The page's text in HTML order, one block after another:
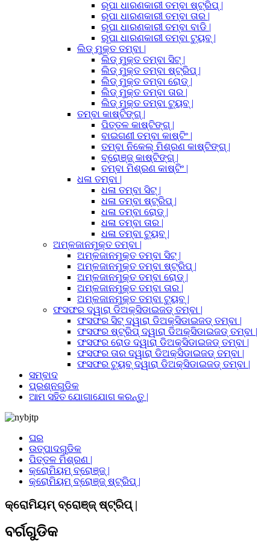
ରୂପା ଧାରଣକାରୀ ତମ୍ବା ଷ୍ଟ୍ରିପ୍ |
ରୂପା ଧାରଣକାରୀ ତମ୍ବା ତାର |
ରୂପା ଧାରଣକାରୀ ତମ୍ବା ବାଡି |
ରୂପା ଧାରଣକାରୀ ତମ୍ବା ଟ୍ୟୁବ୍ |
ଲିଡ୍ ମୁକ୍ତ ତମ୍ବା |
ଲିଡ୍ ମୁକ୍ତ ତମ୍ବା ସିଟ୍ |
ଲିଡ୍ ମୁକ୍ତ ତମ୍ବା ଷ୍ଟ୍ରିପ୍ |
ଲିଡ୍ ମୁକ୍ତ ତମ୍ବା ରୋଡ୍ |
ଲିଡ୍ ମୁକ୍ତ ତମ୍ବା ତାର |
ଲିଡ୍ ମୁକ୍ତ ତମ୍ବା ଟ୍ୟୁବ୍ |
ତମ୍ବା କାଷ୍ଟିଙ୍ଗ୍ |
ପିତ୍ତଳ କାଷ୍ଟିଙ୍ଗ୍ |
ବାଇଗଣୀ ତମ୍ବା କାଷ୍ଟିଂ |
ତମ୍ବା ନିକେଲ୍ ମିଶ୍ରଣ କାଷ୍ଟିଙ୍ଗ୍ |
ବ୍ରୋଞ୍ଜ୍ କାଷ୍ଟିଙ୍ଗ୍ |
ତମ୍ବା ମିଶ୍ରଣ କାଷ୍ଟିଂ |
ଧଳା ତମ୍ବା |
ଧଳା ତମ୍ବା ସିଟ୍ |
ଧଳା ତମ୍ବା ଷ୍ଟ୍ରିପ୍ |
ଧଳା ତମ୍ବା ରୋଡ୍ |
ଧଳା ତମ୍ବା ତାର |
ଧଳା ତମ୍ବା ଟ୍ୟୁବ୍ |
ଅମ୍ଳଜାନମୁକ୍ତ ତମ୍ବା |
ଅମ୍ଳଜାନମୁକ୍ତ ତମ୍ବା ସିଟ୍ |
ଅମ୍ଳଜାନମୁକ୍ତ ତମ୍ବା ଷ୍ଟ୍ରିପ୍ |
ଅମ୍ଳଜାନମୁକ୍ତ ତମ୍ବା ରୋଡ୍ |
ଅମ୍ଳଜାନମୁକ୍ତ ତମ୍ବା ତାର |
ଅମ୍ଳଜାନମୁକ୍ତ ତମ୍ବା ଟ୍ୟୁବ୍ |
ଫସଫର ଦ୍ୱାରା ଡିଅକ୍ସିଡାଇଜଡ୍ ତମ୍ବା |
ଫସଫର ସିଟ୍ ଦ୍ୱାରା ଡିଅକ୍ସିଡାଇଜଡ୍ ତମ୍ବା |
ଫସଫର ଷ୍ଟ୍ରିପ୍ ଦ୍ୱାରା ଡିଅକ୍ସିଡାଇଜଡ୍ ତମ୍ବା |
ଫସଫର ରୋଡ ଦ୍ୱାରା ଡିଅକ୍ସିଡାଇଜଡ୍ ତମ୍ବା |
ଫସଫର ତାର ଦ୍ୱାରା ଡିଅକ୍ସିଡାଇଜଡ୍ ତମ୍ବା |
ଫସଫର ଟ୍ୟୁବ୍ ଦ୍ୱାରା ଡିଅକ୍ସିଡାଇଜଡ୍ ତମ୍ବା |
ସମ୍ବାଦ
ପ୍ରଶ୍ନଗୁଡିକ
ଆମ ସହିତ ଯୋଗାଯୋଗ କରନ୍ତୁ |
ଘର
ଉତ୍ପାଦଗୁଡିକ
ପିତ୍ତଳ ମିଶ୍ରଣ |
କ୍ରୋମିୟମ୍ ବ୍ରୋଞ୍ଜ୍ |
କ୍ରୋମିୟମ୍ ବ୍ରୋଞ୍ଜ୍ ଷ୍ଟ୍ରିପ୍ |
କ୍ରୋମିୟମ୍ ବ୍ରୋଞ୍ଜ୍ ଷ୍ଟ୍ରିପ୍ |
ବର୍ଗଗୁଡିକ